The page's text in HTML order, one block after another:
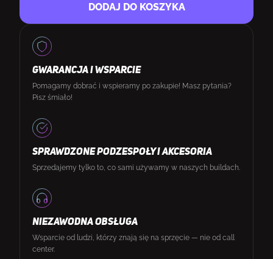
DODAJ DO KOSZYKA
GWARANCJA I WSPARCIE
Pomagamy dobrać i wspieramy po zakupie! Masz pytania?
Pisz śmiało!
SPRAWDZONE PODZESPOŁY I AKCESORIA
Sprzedajemy tylko to, co sami używamy w naszych buildach.
NIEZAWODNA OBSŁUGA
Wsparcie od ludzi, którzy znają się na sprzęcie — nie od call
center.